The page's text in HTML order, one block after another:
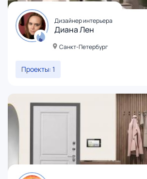
Дизайнер интерьера
Диана Лен
Санкт-Петербург
Проекты: 1